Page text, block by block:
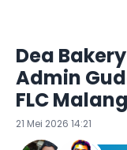
Dea
Admin
FLC Malang
21 Mei 2026 14:21